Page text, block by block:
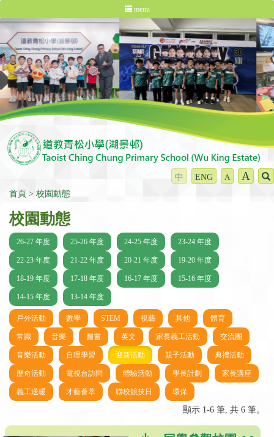
menu
中 ENG A A
首頁 校園動態
校園動態
26-27 年度 25-26 年度 24-25 年度 23-24 年度
22-23 年度 21-22 年度 20-21 年度 19-20 年度
18-19 年度 17-18 年度 16-17 年度 15-16 年度
14-15 年度 13-14 年度
戶外活動 數學 STEM 視藝 其他 體育
常識 音樂 圖書 英文 家長義工活動 交流團
音樂活動 自理學習 迎新活動 親子活動 典禮活動
歷奇活動 電視台訪問 體驗活動 學長計劃 家長講座
義工送暖 才藝薈萃 聯校競技日 環保
顯示 1-6 筆, 共 6 筆。